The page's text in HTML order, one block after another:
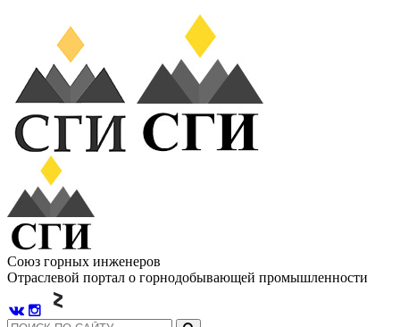
Союз горных инженеров
Отраслевой портал о горнодобывающей промышленности